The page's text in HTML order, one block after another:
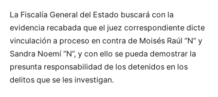
La Fiscalía General del Estado buscará con la
evidencia recabada que el juez correspondiente dicte
vinculación a proceso en contra de Moisés Raúl “N” y
Sandra Noemí “N”, y con ello se pueda demostrar la
presunta responsabilidad de los detenidos en los
delitos que se les investigan.